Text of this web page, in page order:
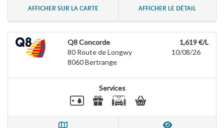
AFFICHER SUR LA CARTE AFFICHER LE DÉTAIL
Q8 Concorde
80 Route de Longwy
8060Bertrange
1,619 €/L
10/08/26
Services